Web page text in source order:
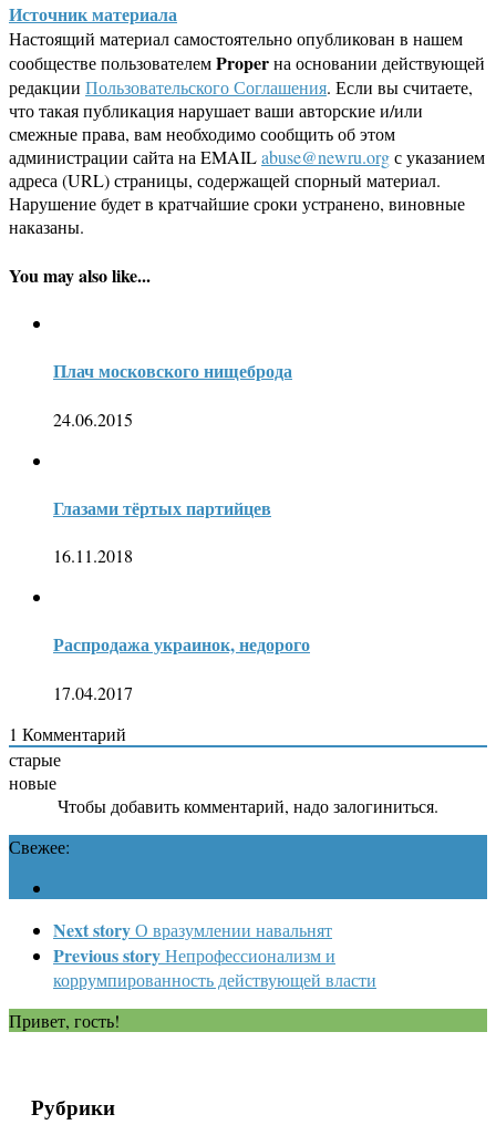
Источник материала
Настоящий материал самостоятельно опубликован в нашем
сообществе пользователемProperна основании действующей
редакции Пользовательского Соглашения. Если вы считаете,
что такая публикация нарушает ваши авторские и/или
смежные права, вам необходимо сообщить об этом
администрации сайта на EMAILabuse@newru.orgс указанием
адреса (URL) страницы, содержащей спорный материал.
Нарушение будет в кратчайшие сроки устранено, виновные
наказаны.
You may also like...
Плач московского нищеброда
24.06.2015
Глазами тёртых партийцев
16.11.2018
Распродажа украинок, недорого
17.04.2017
1 Комментарий
старые
новые
Чтобы добавить комментарий, надо залогиниться.
Свежее:
Next storyО вразумлении навальнят
Previous storyНепрофессионализм и
коррумпированность действующей власти
Привет, гость!
Рубрики